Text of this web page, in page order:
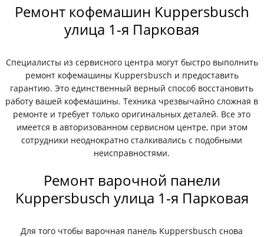
Ремонт кофемашин Kuppersbusch
улица 1-я Парковая
Специалисты из сервисного центра могут быстро выполнить
ремонт кофемашины Kuppersbusch и предоставить
гарантию. Это единственный верный способ восстановить
работу вашей кофемашины. Техника чрезвычайно сложная в
ремонте и требует только оригинальных деталей. Все это
имеется в авторизованном сервисном центре, при этом
сотрудники неоднократно сталкивались с подобными
неисправностями.
Ремонт варочной панели
Kuppersbusch улица 1-я Парковая
Для того чтобы варочная панель Kuppersbusch снова